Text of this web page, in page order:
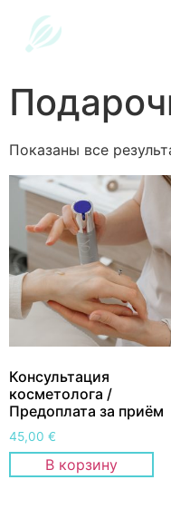
Показаны все
Консультация
косметолога /
Предоплата за приём
45,00 €
В корзину